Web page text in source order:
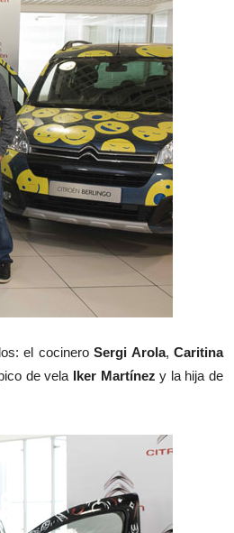
el cocinero Sergi Arola, Caritina
de vela Iker Martínez y la hija de